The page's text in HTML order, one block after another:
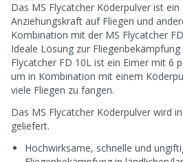
Das MS Flycatcher Köderpulver ist
Anziehungskraft auf Fliegen und
Kombination mit der MS Flycatcher
Ideale Lösung zur
Flycatcher FD 10L ist ein Eimer mit 6
um in Kombination mit einem
viele Fliegen zu fangen.
Das MS Flycatcher Köderpulver wird
geliefert.
Hochwirksame, schnelle und